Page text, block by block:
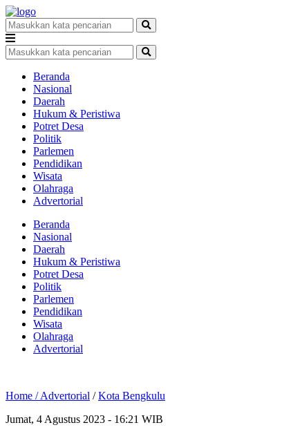
Beranda
Nasional
Daerah
Hukum & Peristiwa
Potret Desa
Politik
Parlemen
Pendidikan
Wisata
Olahraga
Advertorial
Beranda
Nasional
Daerah
Hukum & Peristiwa
Potret Desa
Politik
Parlemen
Pendidikan
Wisata
Olahraga
Advertorial
Home /Advertorial /Kota Bengkulu
Jumat, 4 Agustus 2023 - 16:21 WIB